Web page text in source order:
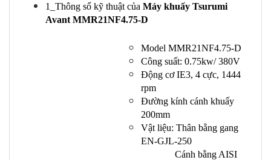
1_Thông số kỹ thuật củaMáy khuấy Tsurumi
Avant MMR21NF4.75-D
Model MMR21NF4.75-D
Công suất: 0.75kw/ 380V
Động cơ IE3, 4 cực, 1444
rpm
Đường kính cánh khuấy
200mm
Vật liệu: Thân bằng gang
EN-GJL-250
Cánh bằng AISI